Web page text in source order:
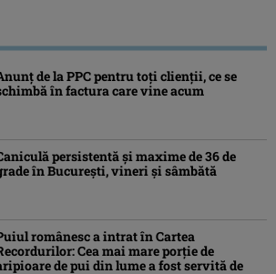
de la PPC pentru toți clienții, ce se
în factura care vine acum
persistentă şi maxime de 36 de
în Bucureşti, vineri şi sâmbătă
românesc a intrat în Cartea
Cea mai mare porție de
de pui din lume a fost servită de